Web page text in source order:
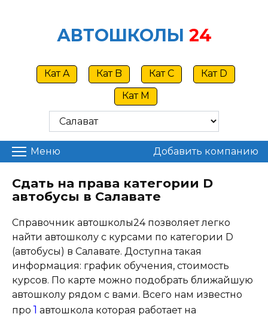
АВТОШКОЛЫ 24
Кат A Кат B Кат C
Кат D
Кат M
Меню Добавить компанию
Сдать на права категории D
автобусы в Салавате
Справочник автошколы24 позволяет легко
найти автошколу с курсами по категории D
(автобусы) в Салавате. Доступна такая
информация: график обучения, стоимость
курсов. По карте можно подобрать ближайшую
автошколу рядом с вами. Всего нам известно
про1 автошкола которая работает на